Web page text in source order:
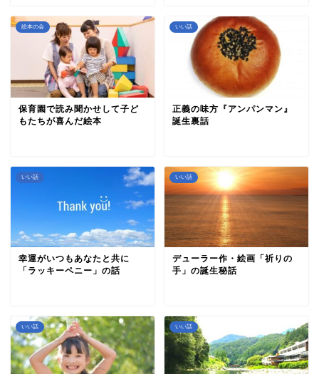
絵本の会
保育園で読み聞かせして子ど
もたちが喜んだ絵本
いい話
正義の味方『アンパンマン』
誕生裏話
いい話
幸運がいつもあなたと共に
「ラッキーペニー」の話
いい話
デューラー作・絵画「祈りの
手」の誕生秘話
いい話 いい話